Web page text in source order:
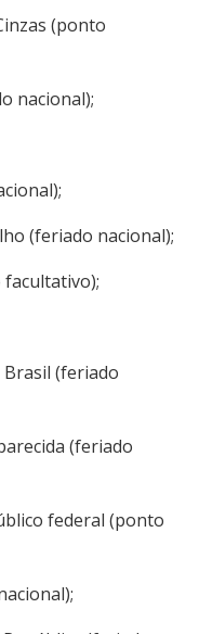
(ponto
nacional);
(feriado nacional);
(feriado
(feriado
federal (ponto